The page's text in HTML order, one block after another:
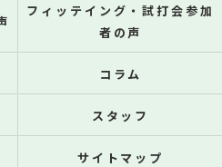
フィッテイング・試打会参加
者の声
コラム
スタッフ
サイトマップ